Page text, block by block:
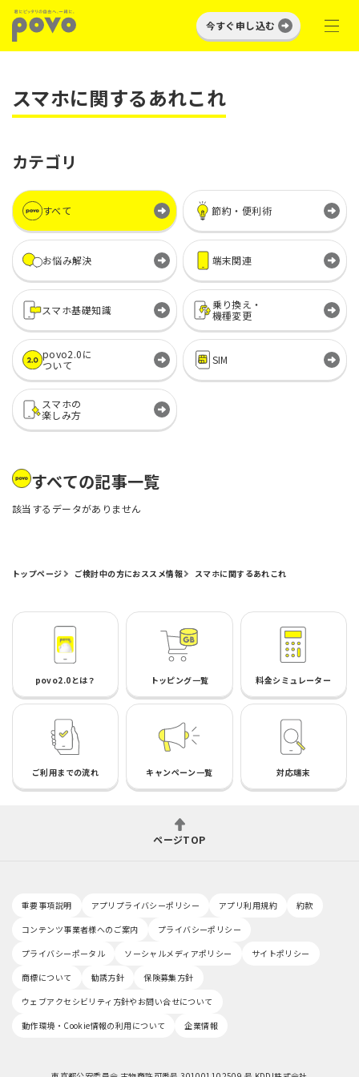
今すぐ申し込む
スマホに関するあれこれ
カテゴリ
すべて 節約・便利術
お悩み解決 端末関連
スマホ基礎知識
乗り換え・
機種変更
povo2.0に
ついて
SIM
スマホの
楽しみ方
すべての記事一覧
該当するデータがありません
トップページ ご検討中の方におススメ情報 スマホに関するあれこれ
povo2.0とは？ トッピング一覧 料金シミュレーター
ご利用までの流れ キャンペーン一覧 対応端末
ページTOP
重要事項説明 アプリプライバシーポリシー アプリ利用規約
約款
コンテンツ事業者様へのご案内
プライバシーポリシー
プライバシーポータル
ソーシャルメディアポリシー
サイトポリシー
商標について
勧誘方針
保険募集方針
ウェブアクセシビリティ方針やお問い合せについて
動作環境・Cookie情報の利用について
企業情報